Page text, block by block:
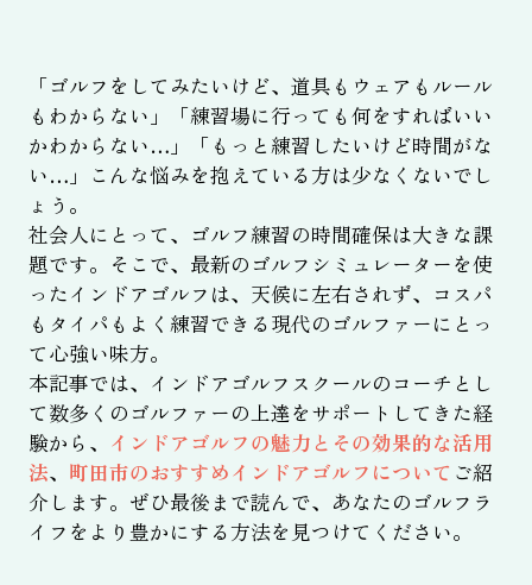
「ゴルフをしてみたいけど、道具もウェアもルール
もわからない」「練習場に行っても何をすればいい
かわからない…」「もっと練習したいけど時間がな
い…」こんな悩みを抱えている方は少なくないでし
ょう。
社会人にとって、ゴルフ練習の時間確保は大きな課
題です。そこで、最新のゴルフシミュレーターを使
ったインドアゴルフは、天候に左右されず、コスパ
もタイパもよく練習できる現代のゴルファーにとっ
て心強い味方。
本記事では、インドアゴルフスクールのコーチとし
て数多くのゴルファーの上達をサポートしてきた経
験から、 インドアゴルフの魅力とその効果的な活用
法、 町田市のおすすめインドアゴルフについて ご紹
介します。ぜひ最後まで読んで、あなたのゴルフラ
イフをより豊かにする方法を見つけてください。